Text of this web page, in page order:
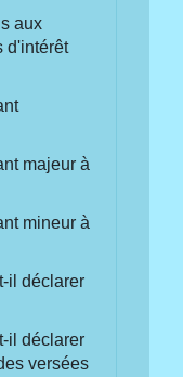
aux
d'intérêt
majeur à
mineur à
il déclarer
il déclarer
versées